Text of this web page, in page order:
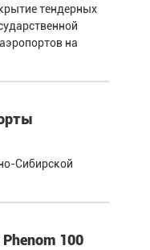
тендерных
на
Сибирской
100